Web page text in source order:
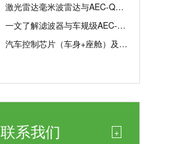
激光雷达毫米波雷达与AEC-Q100/102认证解析
一文了解滤波器与车规级AEC-Q200认证
汽车控制芯片（车身+座舱）及车规芯片AEC-Q100测试认证
联系我们 +